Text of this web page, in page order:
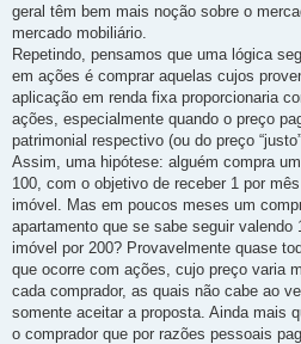
geral têm bem mais noção sobre o
mercado mobiliário.
Repetindo, pensamos que uma lógica
em ações é comprar aquelas cujos
aplicação em renda fixa proporcionaria
ações, especialmente quando o preço
patrimonial respectivo (ou do preço
Assim, uma hipótese: alguém compra
100, com o objetivo de receber 1 por
imóvel. Mas em poucos meses um
apartamento que se sabe seguir valendo
imóvel por 200? Provavelmente quase
que ocorre com ações, cujo preço varia
cada comprador, as quais não cabe ao
somente aceitar a proposta. Ainda mais
o comprador que por razões pessoais